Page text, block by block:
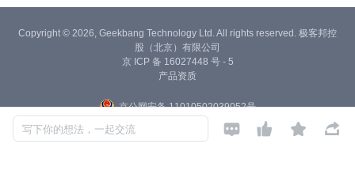
写下你的想法，一起交流    
Copyright © 2026, Geekbang Technology Ltd. All rights reserved. 极客邦控
股（北京）有限公司
京 ICP 备 16027448 号 - 5
产品资质
京公网安备 11010502039052号